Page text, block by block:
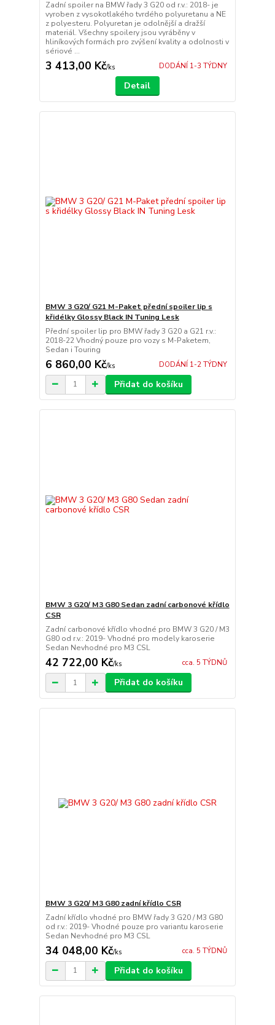
Zadní spoiler na BMW řady 3 G20 od r.v.: 2018- je
vyroben z vysokotlakého tvrdého polyuretanu a NE
z polyesteru. Polyuretan je odolnější a dražší
materiál. Všechny spoilery jsou vyráběny v
hliníkových formách pro zvýšení kvality a odolnosti v
sériové ...
3 413,00 Kč/ks DODÁNÍ 1-3 TÝDNY
Detail
BMW 3 G20/ G21 M-Paket přední spoiler lip s
křidélky Glossy Black IN Tuning Lesk
Přední spoiler lip pro BMW řady 3 G20 a G21 r.v.:
2018-22 Vhodný pouze pro vozy s M-Paketem,
Sedan i Touring
6 860,00 Kč/ks DODÁNÍ 1-2 TÝDNY
Přidat do košíku
BMW 3 G20/ M3 G80 Sedan zadní carbonové křídlo
CSR
Zadní carbonové křídlo vhodné pro BMW 3 G20 / M3
G80 od r.v.: 2019- Vhodné pro modely karoserie
Sedan Nevhodné pro M3 CSL
42 722,00 Kč/ks cca. 5 TÝDNŮ
Přidat do košíku
BMW 3 G20/ M3 G80 zadní křídlo CSR
Zadní křídlo vhodné pro BMW řady 3 G20 / M3 G80
od r.v.: 2019- Vhodné pouze pro variantu karoserie
Sedan Nevhodné pro M3 CSL
34 048,00 Kč/ks cca. 5 TÝDNŮ
Přidat do košíku